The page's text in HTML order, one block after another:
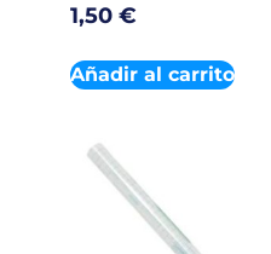
1,50 €
Añadir al carrito